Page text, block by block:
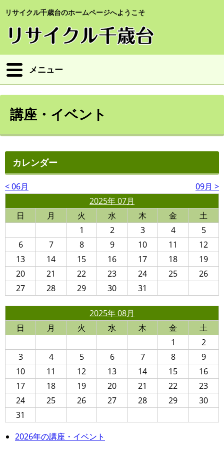
リサイクル千歳台のホームページへようこそ
メニュー
講座・イベント
カレンダー
< 06月
09月 >
2025年 07月
日
月 火 水 木 金
土
1
2 3 4
5
6
7 8 9 10 11
12
13
14 15 16 17 18
19
20
21 22 23 24 25
26
27
28 29 30 31
2025年 08月
日
月 火 水 木 金
土
1
2
3
4 5 6 7 8
9
10
11 12 13 14 15
16
17
18 19 20 21 22
23
24
25 26 27 28 29
30
31
2026年の講座・イベント